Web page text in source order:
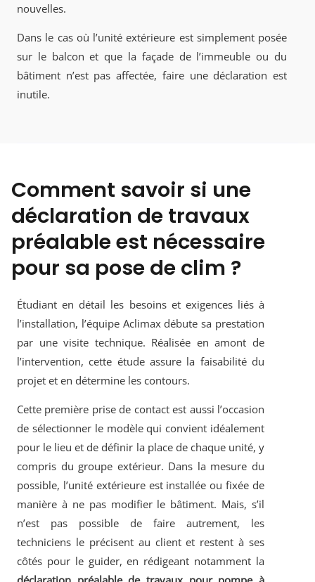
nouvelles.
Dans le cas où l’unité extérieure est simplement posée
sur le balcon et que la façade de l’immeuble ou du
bâtiment n’est pas affectée, faire une déclaration est
inutile.
Comment savoir si une
déclaration de travaux
préalable est nécessaire
pour sa pose de clim ?
Étudiant en détail les besoins et exigences liés à
l’installation, l’équipe Aclimax débute sa prestation
par une visite technique. Réalisée en amont de
l’intervention, cette étude assure la faisabilité du
projet et en détermine les contours.
Cette première prise de contact est aussi l’occasion
de sélectionner le modèle qui convient idéalement
pour le lieu et de définir la place de chaque unité, y
compris du groupe extérieur. Dans la mesure du
possible, l’unité extérieure est installée ou fixée de
manière à ne pas modifier le bâtiment. Mais, s’il
n’est pas possible de faire autrement, les
techniciens le précisent au client et restent à ses
côtés pour le guider, en rédigeant notamment la